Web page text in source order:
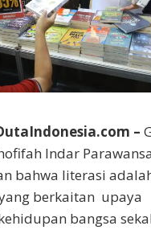
–
Indar Parawansa
bahwa literasi
berkaitan upaya
bangsa